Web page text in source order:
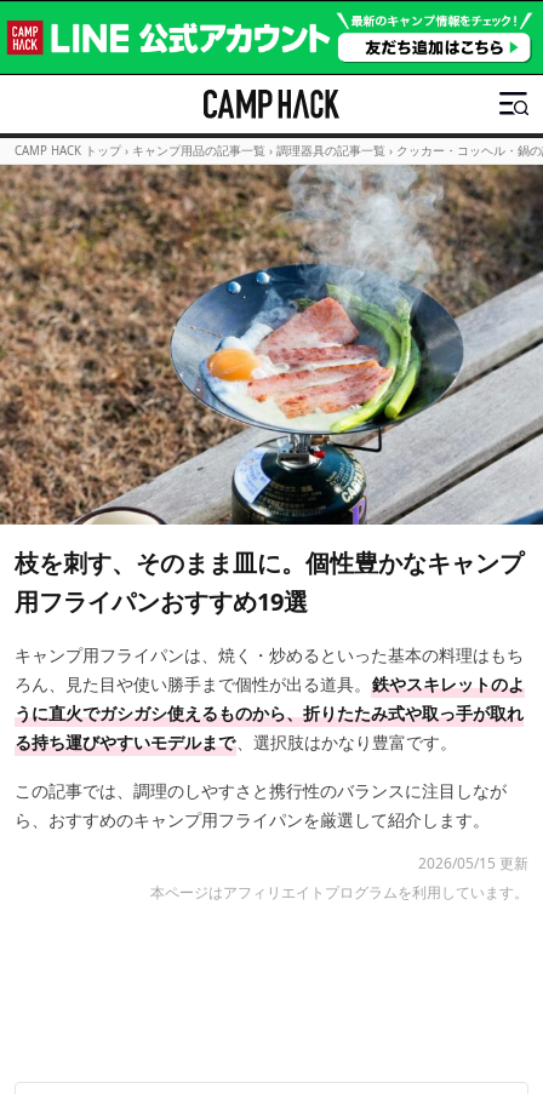
CAMP HACK トップ › キャンプ用品の記事一覧 › 調理器具の記事一覧 › クッカー・コッヘル・鍋
枝を刺す、そのまま皿に。個性豊かなキャンプ
用フライパンおすすめ19選
キャンプ用フライパンは、焼く・炒めるといった基本の料理はもち
ろん、見た目や使い勝手まで個性が出る道具。 鉄やスキレットのよ
うに直火でガシガシ使えるものから、折りたたみ式や取っ手が取れ
る持ち運びやすいモデルまで、選択肢はかなり豊富です。
この記事では、調理のしやすさと携行性のバランスに注目しなが
ら、おすすめのキャンプ用フライパンを厳選して紹介します。
2026/05/15 更新
本ページはアフィリエイトプログラムを利用しています。